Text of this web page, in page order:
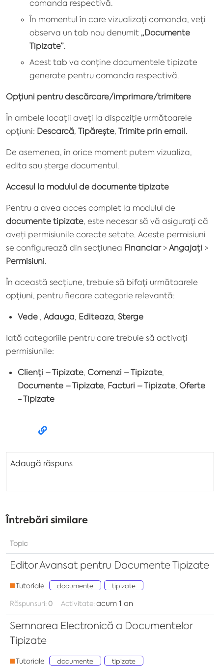
comanda respectivă.
În momentul în care vizualizați comanda, veți
observa un tab nou denumit „Documente
Tipizate”.
Acest tab va conține documentele tipizate
generate pentru comanda respectivă.
Opțiuni pentru descărcare/imprimare/trimitere
În ambele locații aveți la dispoziție următoarele
opțiuni: Descarcă, Tipărește, Trimite prin email.
De asemenea, în orice moment putem vizualiza,
edita sau șterge documentul.
Accesul la modulul de documente tipizate
Pentru a avea acces complet la modulul de
documente tipizate, este necesar să vă asigurați că
aveți permisiunile corecte setate. Aceste permisiuni
se configurează din secțiunea Financiar> Angajați >
Permisiuni.
În această secțiune, trebuie să bifați următoarele
opțiuni, pentru fiecare categorie relevantă:
Vede , Adauga, Editeaza, Sterge
Iată categoriile pentru care trebuie să activați
permisiunile:
Clienți – Tipizate, Comenzi – Tipizate,
Documente – Tipizate, Facturi – Tipizate, Oferte
- Tipizate
Adaugă răspuns
Întrebări similare
Topic
Editor Avansat pentru Documente Tipizate
Tutoriale documente tipizate
Răspunsuri:0 Activitate:acum 1 an
Semnarea Electronică a Documentelor
Tipizate
Tutoriale documente tipizate